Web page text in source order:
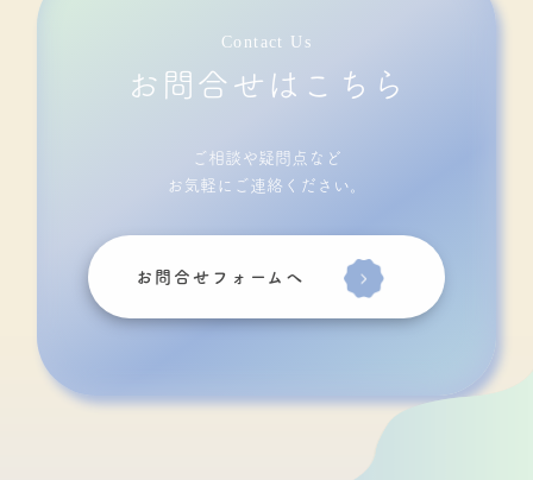
Contact Us
お問合せはこちら
ご相談や疑問点など
お気軽にご連絡ください。
お問合せフォームへ